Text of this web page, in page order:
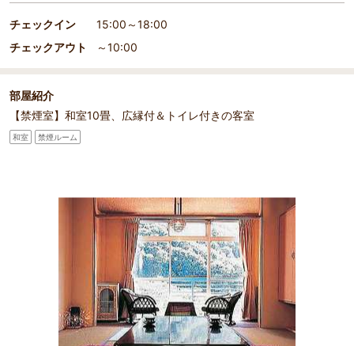
チェックイン
15:00～18:00
チェックアウト
～10:00
部屋紹介
【禁煙室】和室10畳、広縁付＆トイレ付きの客室
和室 禁煙ルーム